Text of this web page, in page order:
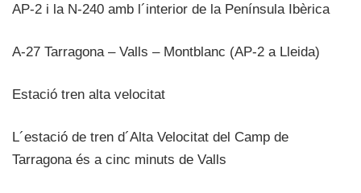
AP-2 i la N-240 amb l´interior de la Península Ibèrica
A-27 Tarragona – Valls – Montblanc (AP-2 a Lleida)
Estació tren alta velocitat
L´estació de tren d´Alta Velocitat del Camp de
Tarragona és a cinc minuts de Valls